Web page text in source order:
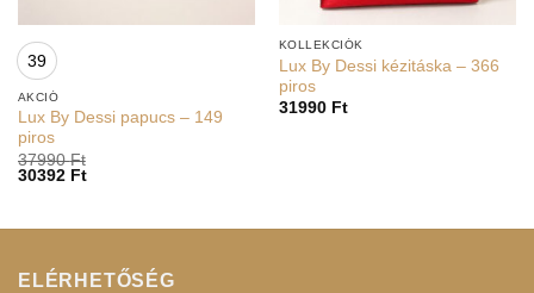
39
AKCIÓ
Lux By Dessi papucs – 149
piros
37990Ft
30392 Ft
KOLLEKCIÓK
Lux By Dessi kézitáska – 366
piros
31990 Ft
ELÉRHETŐSÉG